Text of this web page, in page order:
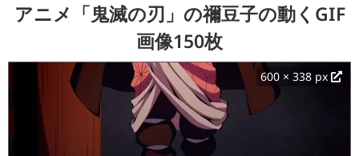
アニメ「鬼滅の刃」の禰豆子の動くGIF
画像150枚
600 × 338 px